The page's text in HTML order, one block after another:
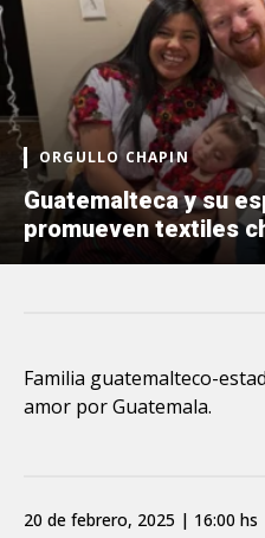
ORGULLO CHAPIN
Guatemalteca y su
promueven textiles
Familia guatemalteco-
amor por Guatemala.
20 de febrero, 2025 | 16:00 hs